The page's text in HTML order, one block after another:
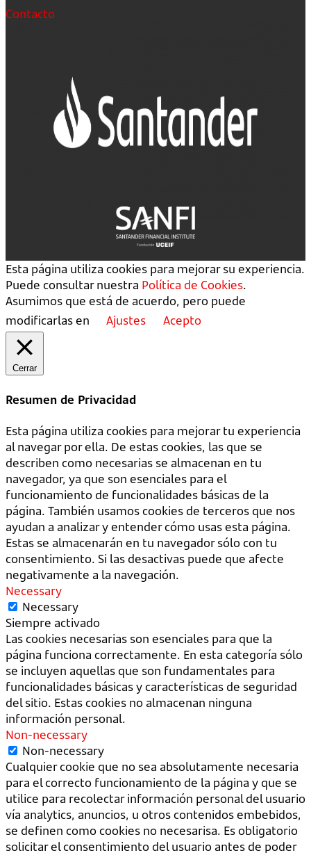
Contacto
Esta página utiliza cookies para mejorar su experiencia.
Puede consultar nuestra Política de Cookies.
Asumimos que está de acuerdo, pero puede
modificarlas en
Ajustes Acepto
Cerrar
Resumen de Privacidad
Esta página utiliza cookies para mejorar tu experiencia
al navegar por ella. De estas cookies, las que se
describen como necesarias se almacenan en tu
navegador, ya que son esenciales para el
funcionamiento de funcionalidades básicas de la
página. También usamos cookies de terceros que nos
ayudan a analizar y entender cómo usas esta página.
Estas se almacenarán en tu navegador sólo con tu
consentimiento. Si las desactivas puede que afecte
negativamente a la navegación.
Necessary
Necessary
Siempre activado
Las cookies necesarias son esenciales para que la
página funciona correctamente. En esta categoría sólo
se incluyen aquellas que son fundamentales para
funcionalidades básicas y características de seguridad
del sitio. Estas cookies no almacenan ninguna
información personal.
Non-necessary
Non-necessary
Cualquier cookie que no sea absolutamente necesaria
para el correcto funcionamiento de la página y que se
utilice para recolectar información personal del usuario
vía analytics, anuncios, u otros contenidos embebidos,
se definen como cookies no necesarisa. Es obligatorio
solicitar el consentimiento del usuario antes de poder